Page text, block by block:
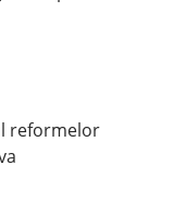
reformelor